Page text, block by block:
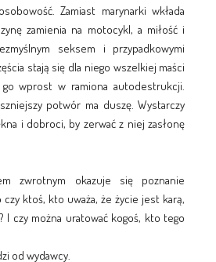
Zamiast marynarki wkłada
zamienia na motocykl, a miłość i
seksem i przypadkowymi
stają się dla niego wszelkiej maści
wprost w ramiona autodestrukcji.
potwór ma duszę. Wystarczy
i dobroci, by zerwać z niej zasłonę
zwrotnym okazuje się poznanie
ktoś, kto uważa, że życie jest karą,
I czy można uratować kogoś, kto tego
od wydawcy.